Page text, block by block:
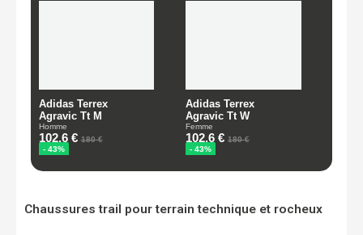
Chaussures trail pour terrain technique et rocheux